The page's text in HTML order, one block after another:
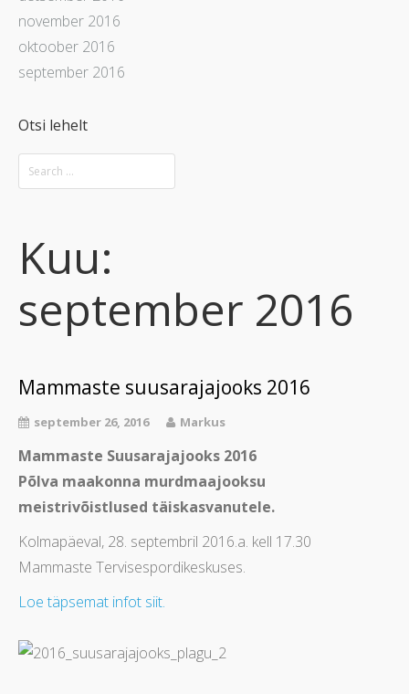
november 2016
oktoober 2016
september 2016
Otsi lehelt
Kuu:
september 2016
Mammaste suusarajajooks 2016
september 26, 2016 Markus
Mammaste Suusarajajooks 2016
Põlva maakonna murdmaajooksu
meistrivõistlused täiskasvanutele.
Kolmapäeval, 28. septembril 2016.a. kell 17.30
Mammaste Tervisespordikeskuses.
Loe täpsemat infot siit.